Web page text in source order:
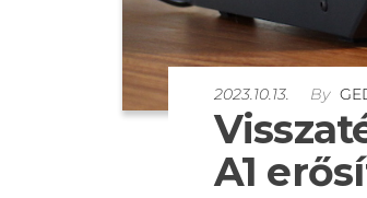
2023.10.13. By
A1